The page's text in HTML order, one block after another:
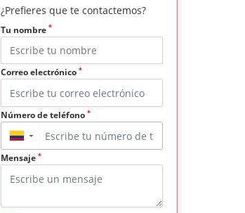
¿Prefieres que te contactemos?
Tu nombre *
Correo electrónico *
Número de teléfono *
▼
Mensaje *